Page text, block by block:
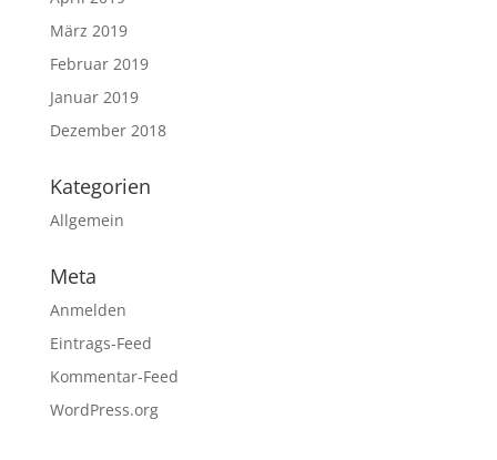
März 2019
Februar 2019
Januar 2019
Dezember 2018
Kategorien
Allgemein
Meta
Anmelden
Eintrags-Feed
Kommentar-Feed
WordPress.org